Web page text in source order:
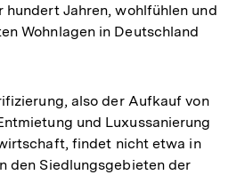
hundert Jahren, wohlfühlen und
Wohnlagen in Deutschland
also der Aufkauf von
und Luxussanierung
findet nicht etwa in
den Siedlungsgebieten der